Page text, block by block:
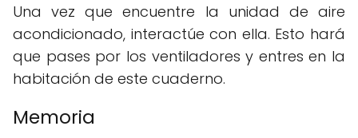
Una vez que encuentre la unidad de aire
acondicionado, interactúe con ella. Esto hará
que pases por los ventiladores y entres en la
habitación de este cuaderno.
Memoria